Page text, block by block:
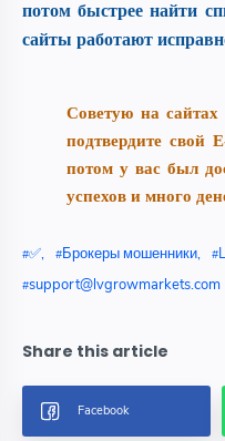
потом быстрее найти
сайты работают
Советую на
подтвердите свой
потом у вас был
успехов и много
✅ Брокеры мошенники
support@lvgrowmarkets.com